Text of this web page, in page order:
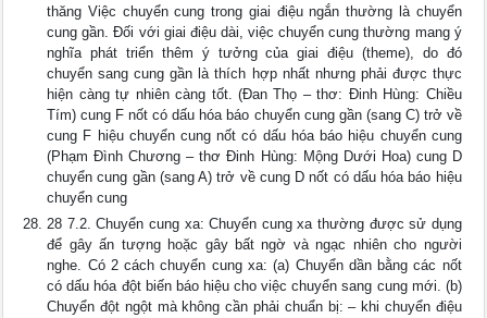
thăng Việc chuyển cung trong giai điệu ngắn thường là chuyển
cung gần. Đối với giai điệu dài, việc chuyển cung thường mang ý
nghĩa phát triển thêm ý tưởng của giai điệu (theme), do đó
chuyển sang cung gần là thích hợp nhất nhưng phải được thực
hiện càng tự nhiên càng tốt. (Đan Thọ – thơ: Đinh Hùng: Chiều
Tím) cung F nốt có dấu hóa báo chuyển cung gần (sang C) trở về
cung F hiệu chuyển cung nốt có dấu hóa báo hiệu chuyển cung
(Phạm Đình Chương – thơ Đinh Hùng: Mộng Dưới Hoa) cung D
chuyển cung gần (sang A) trở về cung D nốt có dấu hóa báo hiệu
chuyển cung
28 7.2. Chuyển cung xa: Chuyển cung xa thường được sử dụng
để gây ấn tượng hoặc gây bất ngờ và ngạc nhiên cho người
nghe. Có 2 cách chuyển cung xa: (a) Chuyển dần bằng các nốt
có dấu hóa đột biến báo hiệu cho việc chuyển sang cung mới. (b)
Chuyển đột ngột mà không cần phải chuẩn bị: – khi chuyển điệu